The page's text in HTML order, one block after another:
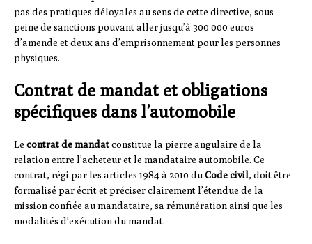
pas des pratiques déloyales au sens de cette directive, sous
peine de sanctions pouvant aller jusqu’à 300 000 euros
d’amende et deux ans d’emprisonnement pour les personnes
physiques.
Contrat de mandat et obligations
spécifiques dans l’automobile
Le contrat de mandatconstitue la pierre angulaire de la
relation entre l’acheteur et le mandataire automobile. Ce
contrat, régi par les articles 1984 à 2010 duCode civil, doit être
formalisé par écrit et préciser clairement l’étendue de la
mission confiée au mandataire, sa rémunération ainsi que les
modalités d’exécution du mandat.